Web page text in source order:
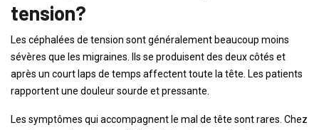
tension?
Les céphalées de tension sont généralement beaucoup moins
sévères que les migraines. Ils se produisent des deux côtés et
après un court laps de temps affectent toute la tête. Les patients
rapportent une douleur sourde et pressante.
Les symptômes qui accompagnent le mal de tête sont rares. Chez